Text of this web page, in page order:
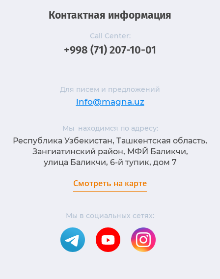
Контактная информация
Call Center:
+998 (71) 207-10-01
Для писем и предложений
info@magna.uz
Мы находимся по адресу:
Республика Узбекистан, Ташкентская область,
Зангиатинский район, МФЙ Баликчи,
улица Баликчи, 6-й тупик, дом 7
Смотреть на карте
Мы в социальных сетях: